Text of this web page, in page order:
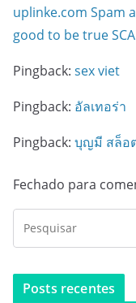
uplinke.com Spam
good to be true
Pingback: sex viet
Pingback: อัลเทอร่า
Pingback: บุญมี สล็อ
Fechado para
Posts recentes